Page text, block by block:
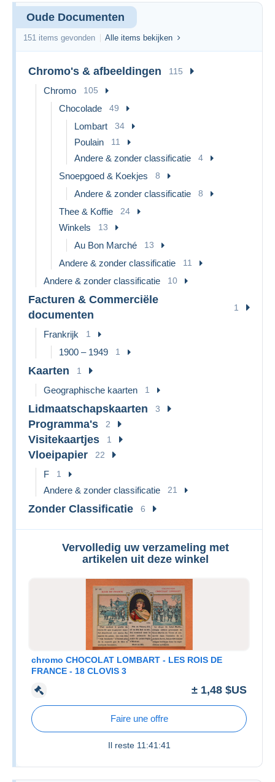
Oude Documenten
151 items gevonden Alle items bekijken
Chromo's & afbeeldingen 115
Chromo 105
Chocolade 49
Lombart 34
Poulain 11
Andere & zonder classificatie 4
Snoepgoed & Koekjes 8
Andere & zonder classificatie 8
Thee & Koffie 24
Winkels 13
Au Bon Marché 13
Andere & zonder classificatie 11
Andere & zonder classificatie 10
Facturen & Commerciële
documenten
1
Frankrijk 1
1900 – 1949 1
Kaarten 1
Geographische kaarten 1
Lidmaatschapskaarten 3
Programma's 2
Visitekaartjes 1
Vloeipapier 22
F 1
Andere & zonder classificatie 21
Zonder Classificatie 6
Vervolledig uw verzameling met
artikelen uit deze winkel
chromo CHOCOLAT LOMBART - LES ROIS DE
FRANCE - 18 CLOVIS 3
± 1,48 $US
Faire une offre
Il reste 11:41:41